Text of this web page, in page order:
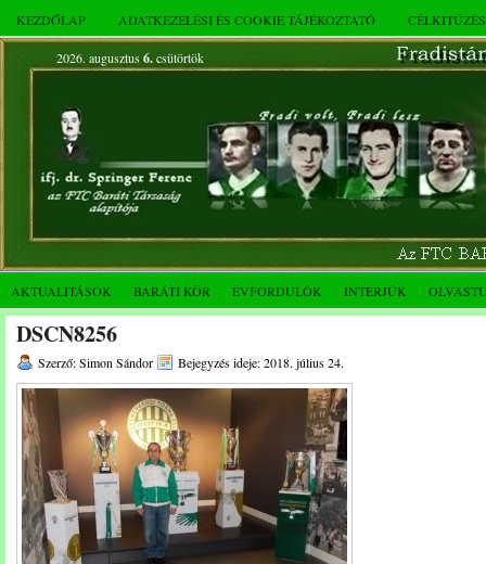
KEZDŐLAP ADATKEZELÉSI ÉS COOKIE TÁJÉKOZTATÓ
2026. augusztus 6.csütörtök
AKTUALITÁSOK BARÁTI KÖR ÉVFORDULÓK INTERJÚK
DSCN8256
Szerző: Simon Sándor Bejegyzés ideje: 2018. július 24.